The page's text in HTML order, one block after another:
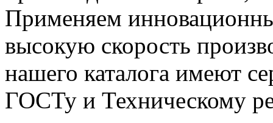
Применяем
высокую скорость
нашего каталога имеют
ГОСТу и Техническому